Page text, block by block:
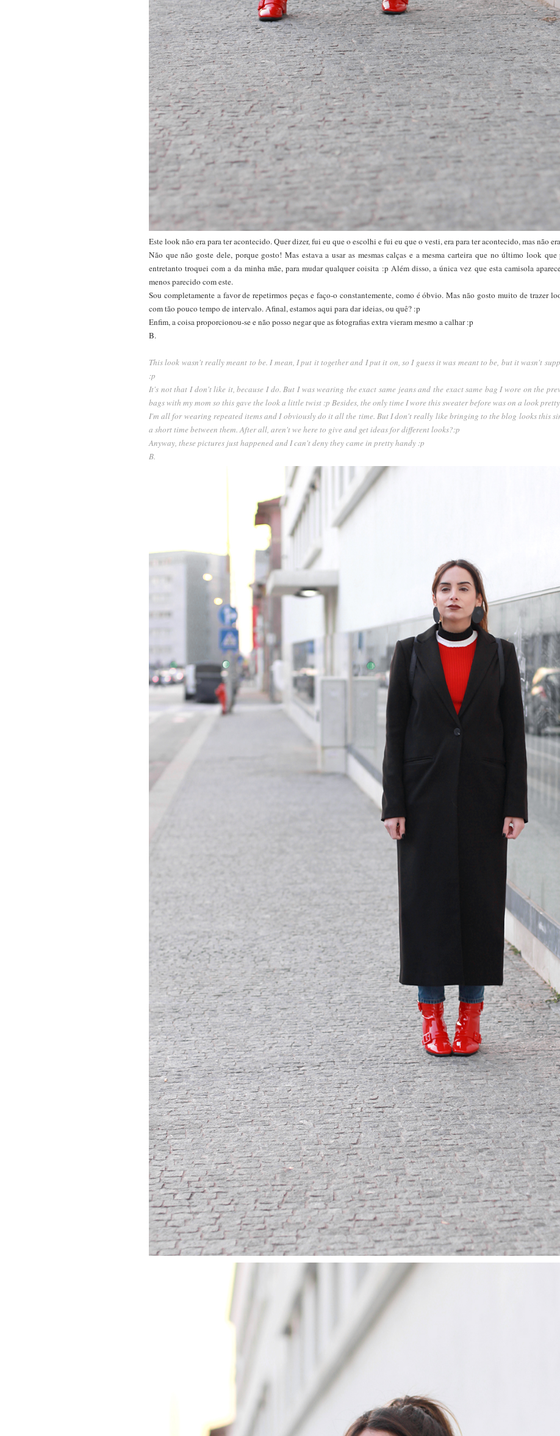
Este look não era para ter acontecido. Quer dizer, fui eu que o escolhi e fui eu que o vesti, era para ter acontecido, mas não
Não que não goste dele, porque gosto! Mas estava a usar as mesmas calças e a mesma carteira que no último look
entretanto troquei com a da minha mãe, para mudar qualquer coisita :p Além disso, a única vez que esta camisola
menos parecido com este.
Sou completamente a favor de repetirmos peças e faço-o constantemente, como é óbvio. Mas não gosto muito de trazer
com tão pouco tempo de intervalo. Afinal, estamos aqui para dar ideias, ou quê? :p
Enfim, a coisa proporcionou-se e não posso negar que as fotografias extra vieram mesmo a calhar :p
B.
This look wasn't really meant to be. I mean, I put it together and I put it on, so I guess it was meant to be, but it wasn't
:p
It's not that I don't like it, because I do. But I was wearing the exact same jeans and the exact same bag I wore on the
bags with my mom so this gave the look a little twist :p Besides, the only time I wore this sweater before was on a look
I'm all for wearing repeated items and I obviously do it all the time. But I don't really like bringing to the blog looks this
a short time between them. After all, aren't we here to give and get ideas for different looks?:p
Anyway, these pictures just happened and I can't deny they came in pretty handy :p
B.